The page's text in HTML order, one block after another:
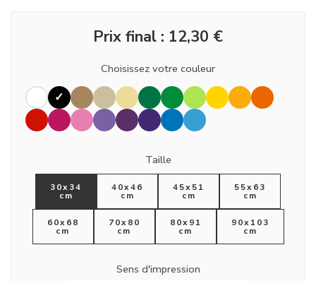
Prix final : 12,30 €
Choisissez votre couleur
Taille
30x34
cm
40x46
cm
45x51
cm
55x63
cm
60x68
cm
70x80
cm
80x91
cm
90x103
cm
Sens d'impression